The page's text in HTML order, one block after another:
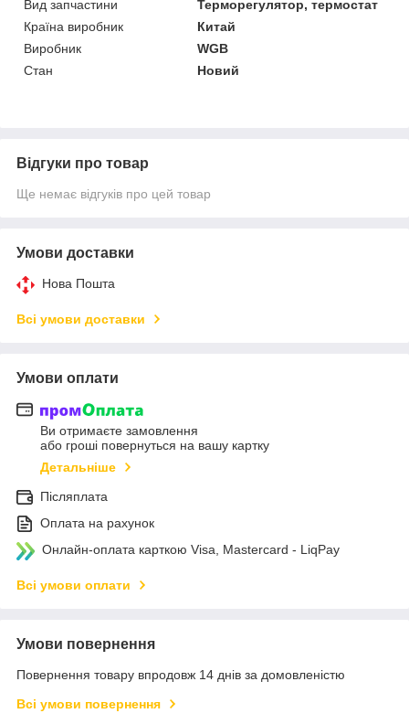
Вид запчастини
Терморегулятор, термостат
Країна виробник
Китай
Виробник
WGB
Стан
Новий
Відгуки про товар
Ще немає відгуків про цей товар
Умови доставки
Нова Пошта
Всі умови доставки
Умови оплати
Ви отримаєте замовлення
або гроші повернуться на вашу картку
Детальніше
Післяплата
Оплата на рахунок
Онлайн-оплата карткою Visa, Mastercard - LiqPay
Всі умови оплати
Умови повернення
Повернення товару впродовж 14 днів за домовленістю
Всі умови повернення